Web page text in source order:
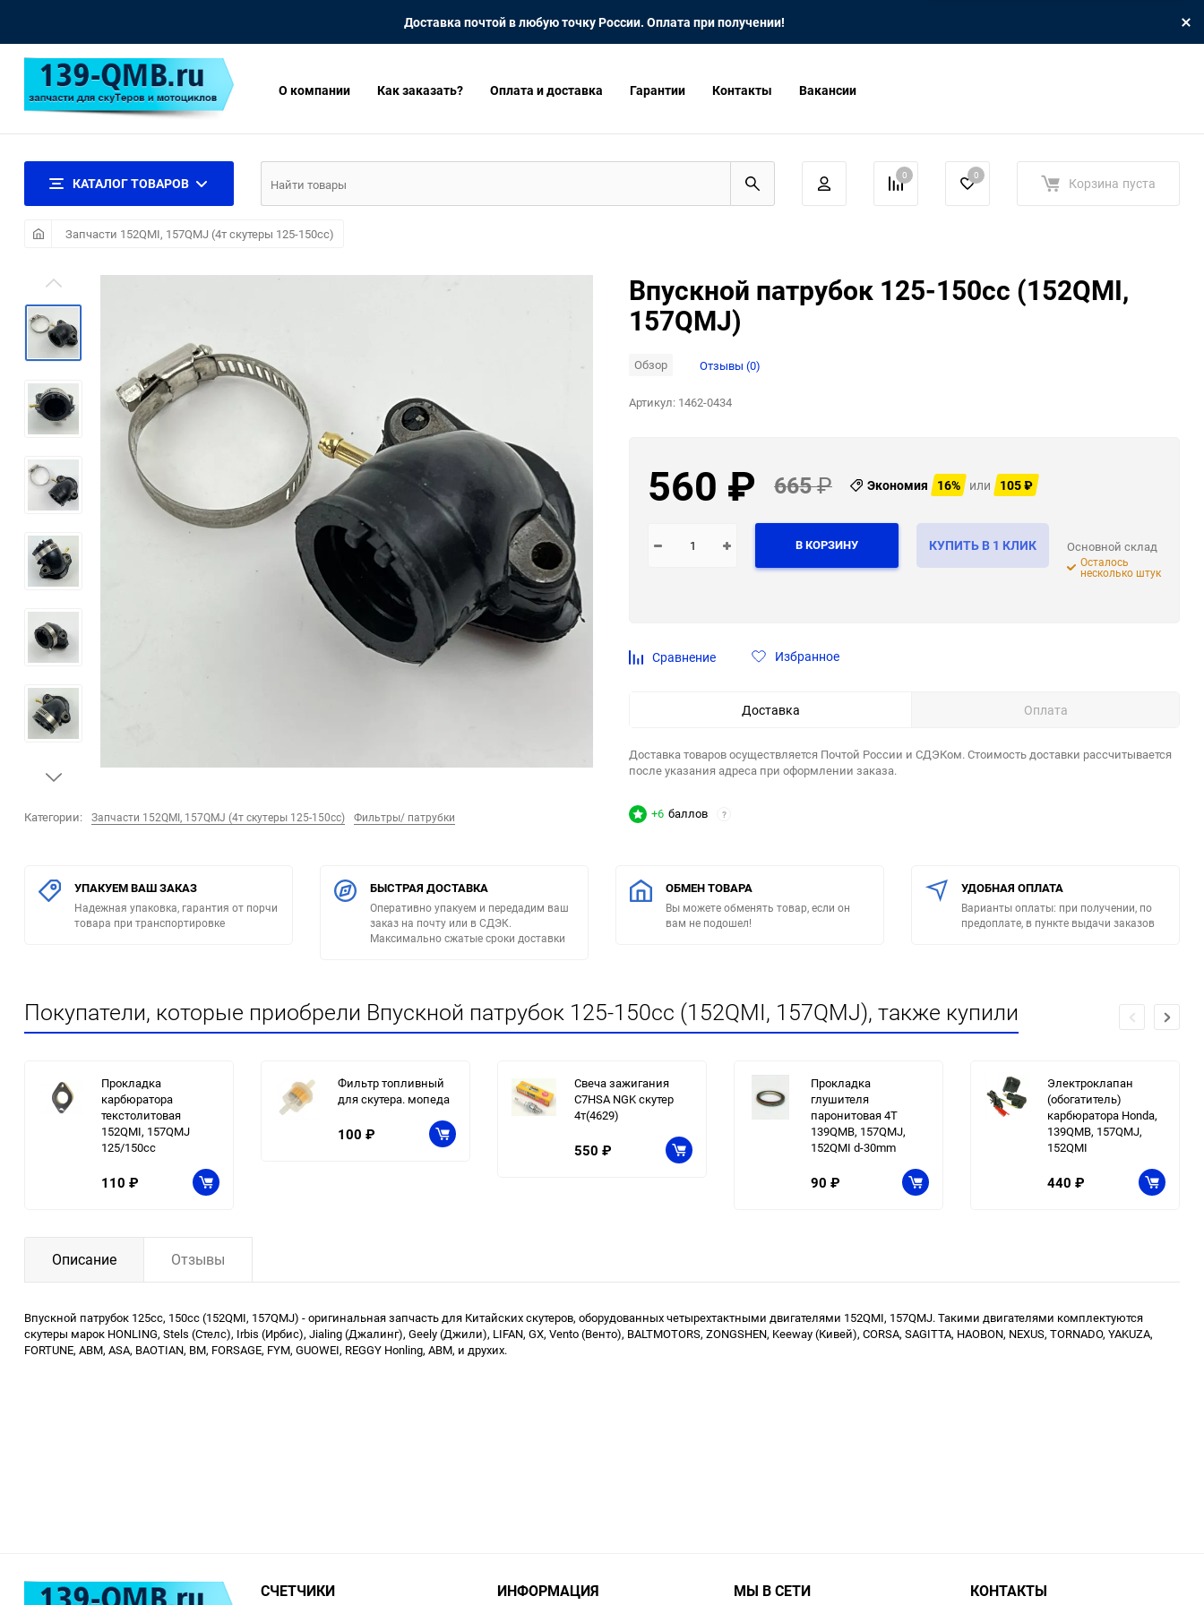
Доставка почтой в любую точку России. Оплата при получении!
О компании Как заказать? Оплата и доставка Гарантии Контакты Вакансии
КАТАЛОГ ТОВАРОВ 0 0 Корзина пуста
Запчасти 152QMI, 157QMJ (4т скутеры 125-150сс)
Категории: Запчасти 152QMI, 157QMJ (4т скутеры 125-150сс) Фильтры/ патрубки
Впускной патрубок 125-150cc (152QMI,
157QMJ)
Обзор Отзывы (0)
Артикул: 1462-0434
560 ₽ 665₽ Экономия 16% или 105₽
В КОРЗИНУ КУПИТЬ В 1 КЛИК Основной склад
Осталось
несколько штук
Сравнение Избранное
Доставка Оплата
Доставка товаров осуществляется Почтой России и СДЭКом. Стоимость доставки рассчитывается
после указания адреса при оформлении заказа.
+6 баллов ?
УПАКУЕМ ВАШ ЗАКАЗ
Надежная упаковка, гарантия от порчи
товара при транспортировке
БЫСТРАЯ ДОСТАВКА
Оперативно упакуем и передадим ваш
заказ на почту или в СДЭК.
Максимально сжатые сроки доставки
ОБМЕН ТОВАРА
Вы можете обменять товар, если он
вам не подошел!
УДОБНАЯ ОПЛАТА
Варианты оплаты: при получении, по
предоплате, в пункте выдачи заказов
Покупатели, которые приобрели Впускной патрубок 125-150cc (152QMI, 157QMJ), также купили
Прокладка
карбюратора
текстолитовая
152QMI, 157QMJ
125/150сс
110 ₽
Фильтр топливный
для скутера. мопеда
100 ₽
Свеча зажигания
C7HSA NGK скутер
4т(4629)
550 ₽
Прокладка
глушителя
паронитовая 4T
139QMB, 157QMJ,
152QMI d-30mm
90 ₽
Электроклапан
(обогатитель)
карбюратора Honda,
139QMB, 157QMJ,
152QMI
440 ₽
Описание Отзывы
Впускной патрубок 125cc, 150cc (152QMI, 157QMJ) - оригинальная запчасть для Китайских скутеров, оборудованных четырехтактными двигателями 152QMI, 157QMJ. Такими двигателями комплектуются
скутеры марок HONLING, Stels (Стелс), Irbis (Ирбис), Jialing (Джалинг), Geely (Джили), LIFAN, GX, Vento (Венто), BALTMOTORS, ZONGSHEN, Keeway (Кивей), CORSA, SAGITTA, HAOBON, NEXUS, TORNADO, YAKUZA,
FORTUNE, ABM, ASA, BAOTIAN, BM, FORSAGE, FYM, GUOWEI, REGGY Honling, ABM, и друхих.
СЧЕТЧИКИ ИНФОРМАЦИЯ МЫ В СЕТИ КОНТАКТЫ